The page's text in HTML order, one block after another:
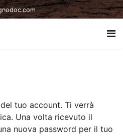
tuo account. Ti verrà
Una volta ricevuto il
nuova password per il tuo